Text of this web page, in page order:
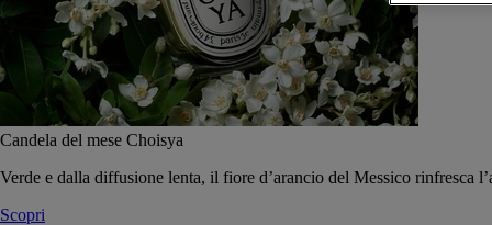
Candela del mese Choisya
Verde e dalla diffusione lenta, il fiore d’arancio del Messico rinfresca
Scopri